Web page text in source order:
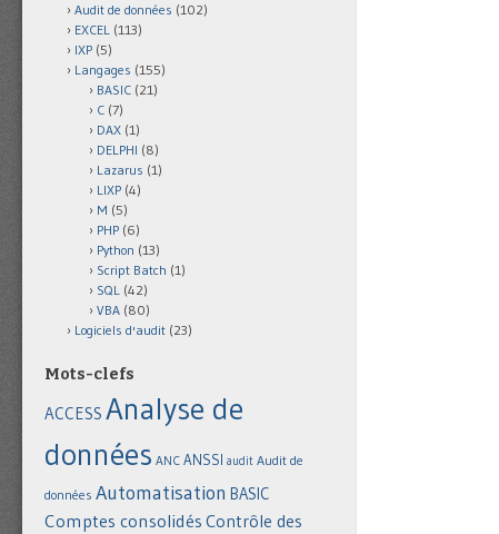
Audit de données (102)
EXCEL (113)
IXP (5)
Langages (155)
BASIC (21)
C (7)
DAX (1)
DELPHI (8)
Lazarus (1)
LIXP (4)
M (5)
PHP (6)
Python (13)
Script Batch (1)
SQL (42)
VBA (80)
Logiciels d'audit (23)
Mots-clefs
ACCESS Analyse de
données ANC ANSSI audit Audit de
données Automatisation BASIC
Comptes consolidés Contrôle des